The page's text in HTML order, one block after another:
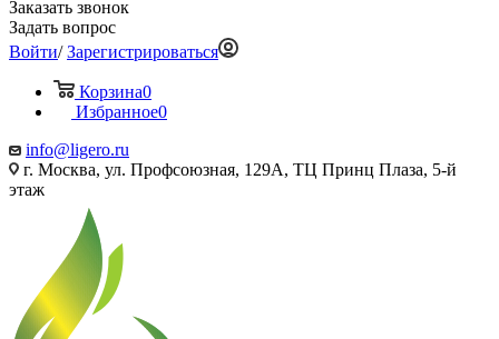
Заказать звонок
Задать вопрос
Войти/Зарегистрироваться
Корзина0
Избранное0
info@ligero.ru
г. Москва, ул. Профсоюзная, 129А, ТЦ Принц Плаза, 5-й
этаж